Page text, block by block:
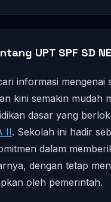
UPT SPF SD
informasi mengenai
kini semakin mudah
dasar yang
II. Sekolah ini hadir
dalam
dengan tetap
oleh pemerintah.